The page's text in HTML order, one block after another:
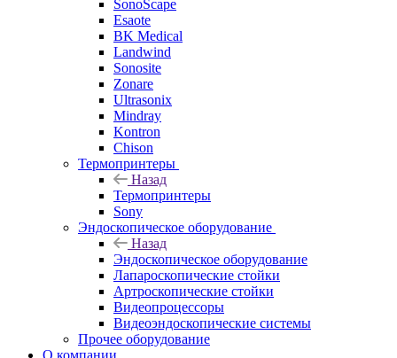
SonoScape
Esaote
BK Medical
Landwind
Sonosite
Zonare
Ultrasonix
Mindray
Kontron
Chison
Термопринтеры
Назад
Термопринтеры
Sony
Эндоскопическое оборудование
Назад
Эндоскопическое оборудование
Лапароскопические стойки
Артроскопические стойки
Видеопроцессоры
Видеоэндоскопические системы
Прочее оборудование
О компании